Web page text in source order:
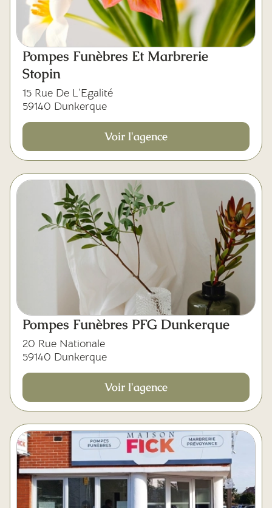
Pompes Funèbres Et Marbrerie
Stopin
15 Rue De L’Egalité
59140 Dunkerque
Voir l'agence
Pompes Funèbres PFG Dunkerque
20 Rue Nationale
59140 Dunkerque
Voir l'agence